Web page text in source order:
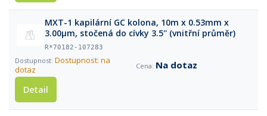
MXT-1 kapilární GC kolona, 10m x 0.53mm x
3.00μm, stočená do cívky 3.5'' (vnitřní průměr)
R*70182-107283
Dostupnost: na
dotaz
Na dotaz
Detail